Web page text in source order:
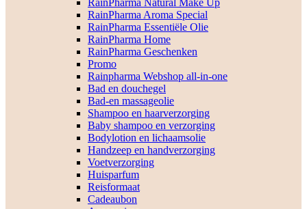
RainPharma Aroma Special
RainPharma Essentiële Olie
RainPharma Home
RainPharma Geschenken
Promo
Rainpharma Webshop all-in-one
Bad en douchegel
Bad-en massageolie
Shampoo en haarverzorging
Baby shampoo en verzorging
Bodylotion en lichaamsolie
Handzeep en handverzorging
Voetverzorging
Huisparfum
Reisformaat
Cadeaubon